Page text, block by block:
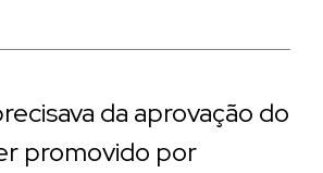
da aprovação do
promovido por